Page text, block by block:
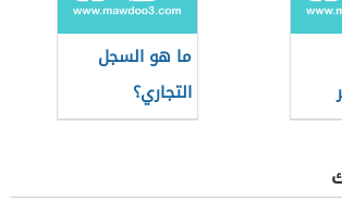
ما هو السجل
التجاري؟